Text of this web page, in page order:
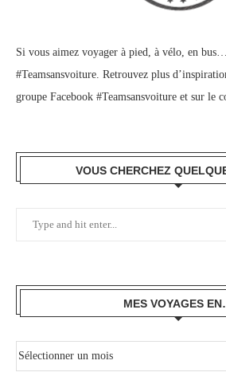
Si vous aimez voyager à pied, à vélo, en
#Teamsansvoiture. Retrouvez plus
groupe Facebook #Teamsansvoiture et sur le
VOUS CHERCHEZ
MES VOYAGES